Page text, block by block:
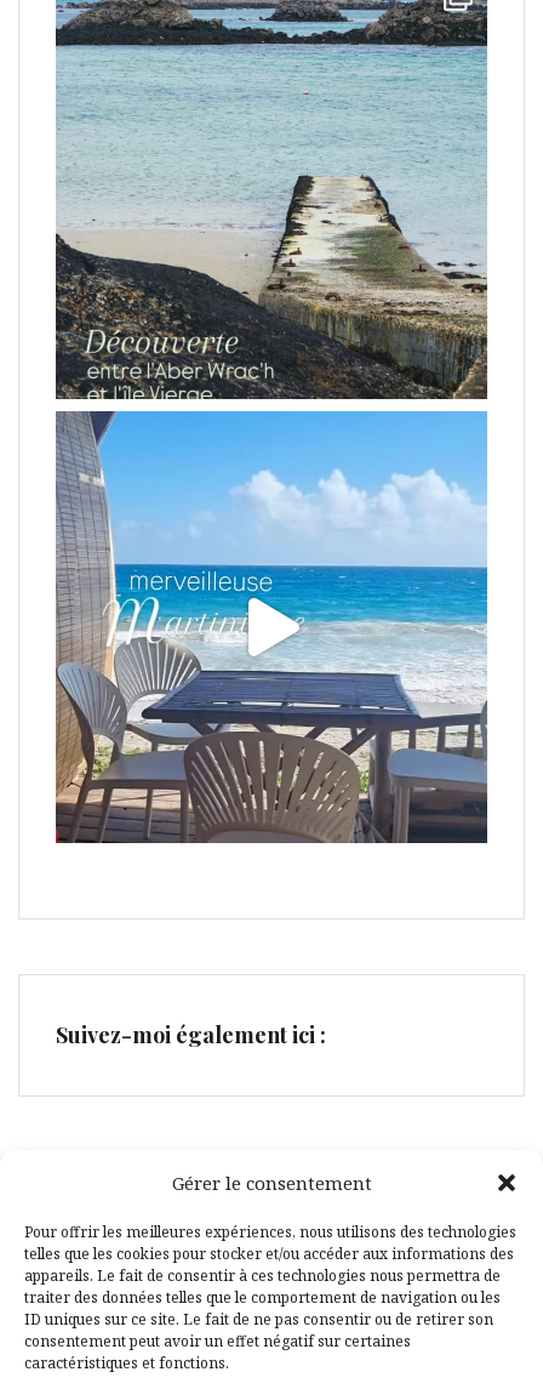
Gérer le consentement
Pour offrir les meilleures expériences, nous utilisons des technologies
telles que les cookies pour stocker et/ou accéder aux informations des
appareils. Le fait de consentir à ces technologies nous permettra de
traiter des données telles que le comportement de navigation ou les
ID uniques sur ce site. Le fait de ne pas consentir ou de retirer son
consentement peut avoir un effet négatif sur certaines
caractéristiques et fonctions.
Suivez-moi également ici :
Facebook
Pinterest